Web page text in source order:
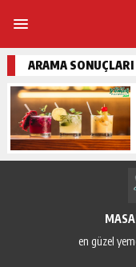
ARAMA SONUÇLARI
en güzel